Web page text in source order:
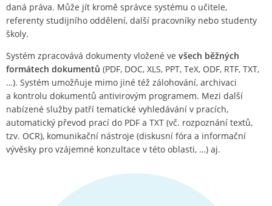
daná práva. Může jít kromě správce systému o učitele,
referenty studijního oddělení, další pracovníky nebo studenty
školy.
Systém zpracovává dokumenty vložené ve všech běžných
formátech dokumentů (PDF, DOC, XLS, PPT, TeX, ODF, RTF, TXT,
…). Systém umožňuje mimo jiné též zálohování, archivaci
a kontrolu dokumentů antivirovým programem. Mezi další
nabízené služby patří tematické vyhledávání v pracích,
automatický převod prací do PDF a TXT (vč. rozpoznání textů,
tzv. OCR), komunikační nástroje (diskusní fóra a informační
vývěsky pro vzájemné konzultace v této oblasti, …) aj.